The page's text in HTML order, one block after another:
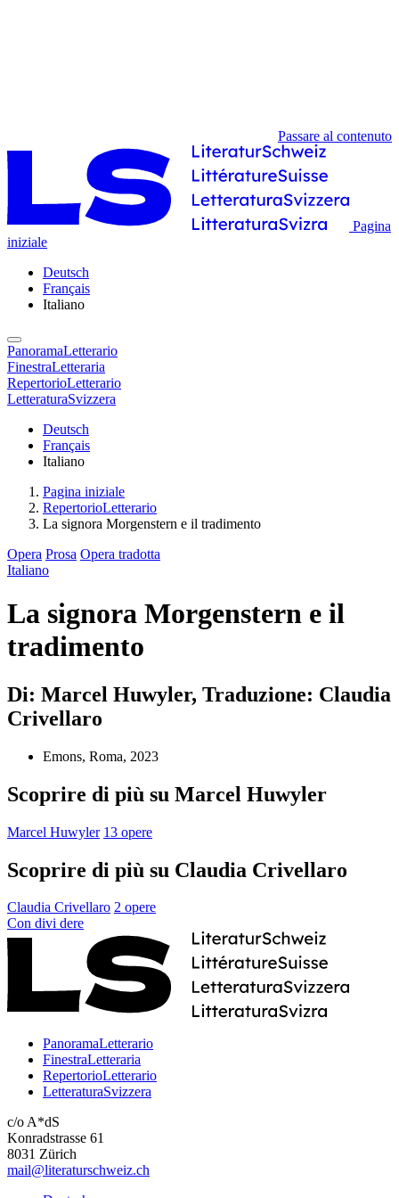
Passare al contenuto
Pagina
iniziale
Deutsch
Français
Italiano
PanoramaLetterario
FinestraLetteraria
RepertorioLetterario
LetteraturaSvizzera
Deutsch
Français
Italiano
Pagina iniziale
RepertorioLetterario
La signora Morgenstern e il tradimento
Opera Prosa Opera tradotta
Italiano
La signora Morgenstern e il
tradimento
Di: Marcel Huwyler, Traduzione: Claudia
Crivellaro
Emons, Roma, 2023
Scoprire di più su Marcel Huwyler
Marcel Huwyler 13 opere
Scoprire di più su Claudia Crivellaro
Claudia Crivellaro 2 opere
Con divi dere
PanoramaLetterario
FinestraLetteraria
RepertorioLetterario
LetteraturaSvizzera
c/o A*dS
Konradstrasse 61
8031 Zürich
mail@literaturschweiz.ch